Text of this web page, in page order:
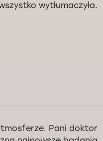
wytłumaczyła.
Pani doktor